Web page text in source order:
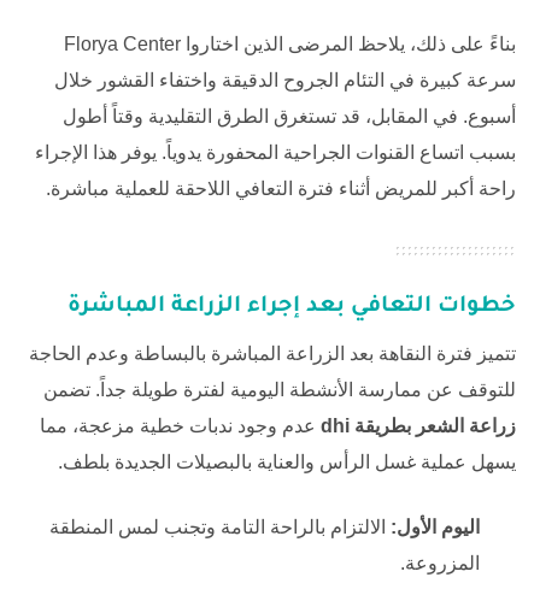
بناءً على ذلك، يلاحظ المرضى الذين اختاروا Florya Center
سرعة كبيرة في التئام الجروح الدقيقة واختفاء القشور خلال
أسبوع. في المقابل، قد تستغرق الطرق التقليدية وقتاً أطول
بسبب اتساع القنوات الجراحية المحفورة يدوياً. يوفر هذا الإجراء
راحة أكبر للمريض أثناء فترة التعافي اللاحقة للعملية مباشرة.
خطوات التعافي بعد إجراء الزراعة المباشرة
تتميز فترة النقاهة بعد الزراعة المباشرة بالبساطة وعدم الحاجة
للتوقف عن ممارسة الأنشطة اليومية لفترة طويلة جداً. تضمن
زراعة الشعر بطريقة dhi
عدم وجود ندبات خطية مزعجة، مما
يسهل عملية غسل الرأس والعناية بالبصيلات الجديدة بلطف.
اليوم الأول: الالتزام بالراحة التامة وتجنب لمس المنطقة
المزروعة.